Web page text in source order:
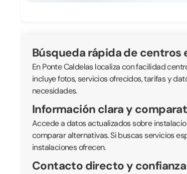
Búsqueda rápida de
En Ponte Caldelas localiza con facilidad
incluye fotos, servicios ofrecidos, tarifas y
necesidades.
Información clara y
Accede a datos actualizados sobre
comparar alternativas. Si buscas servicios
instalaciones ofrecen.
Contacto directo y confianza